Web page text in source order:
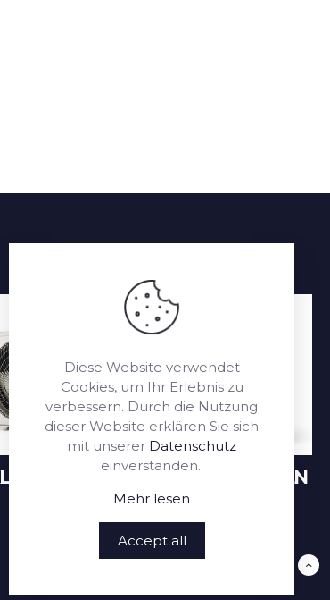
WÄRMEPUMPEN
Diese Website verwendet
Cookies, um Ihr Erlebnis zu
verbessern. Durch die Nutzung
dieser Website erklären Sie sich
mit unserer Datenschutz
einverstanden..
Mehr lesen
Accept all